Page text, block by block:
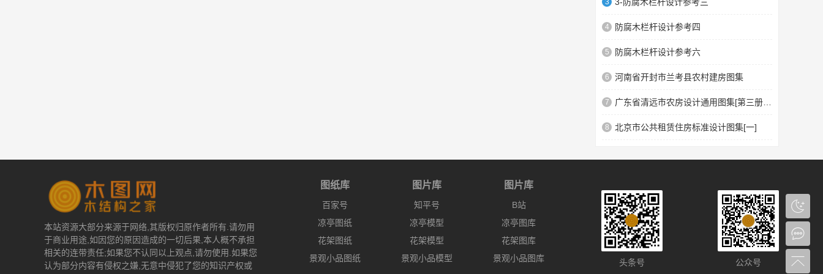
3
4 防腐木栏杆设计参考四
5 防腐木栏杆设计参考六
6 河南省开封市兰考县农村建房图集
7
8 北京市公共租赁住房标准设计图集[一]
本站资源大部分来源于网络,其版权归原作者所有.请勿用
于商业用途,如因您的原因造成的一切后果,本人概不承担
相关的连带责任;如果您不认同以上观点,请勿使用.如果您
认为部分内容有侵权之嫌,无意中侵犯了您的知识产权或
图纸库
百家号
凉亭图纸
花架图纸
景观小品图纸
图片库
知平号
凉亭模型
花架模型
景观小品模型
图片库
B站
凉亭图库
花架图库
景观小品图库
公众号
头条号